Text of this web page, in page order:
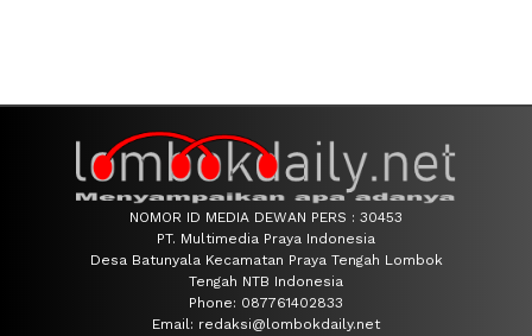
NOMOR ID MEDIA DEWAN PERS : 30453
PT. Multimedia Praya Indonesia
Desa Batunyala Kecamatan Praya Tengah Lombok
Tengah NTB Indonesia
Phone: 087761402833
Email: redaksi@lombokdaily.net